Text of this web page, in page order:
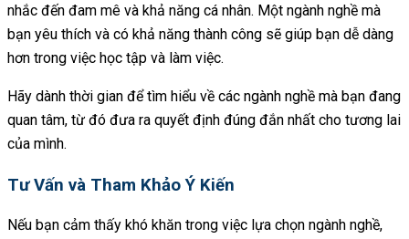
nhắc đến đam mê và khả năng cá nhân. Một ngành nghề mà
bạn yêu thích và có khả năng thành công sẽ giúp bạn dễ dàng
hơn trong việc học tập và làm việc.
Hãy dành thời gian để tìm hiểu về các ngành nghề mà bạn đang
quan tâm, từ đó đưa ra quyết định đúng đắn nhất cho tương lai
của mình.
Tư Vấn và Tham Khảo Ý Kiến
Nếu bạn cảm thấy khó khăn trong việc lựa chọn ngành nghề,